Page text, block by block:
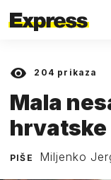
204 prikaza
Mala
hrvatske
PIŠE Miljenko